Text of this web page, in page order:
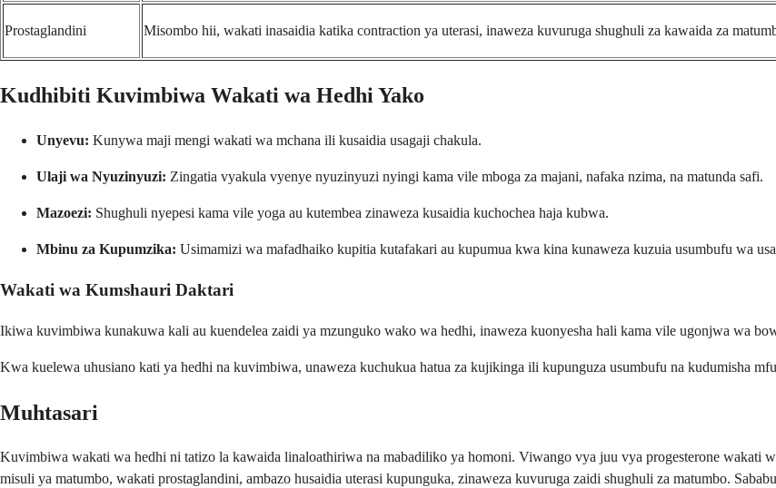
Prostaglandini Misombo hii, wakati inasaidia katika contraction ya uterasi, inaweza kuvuruga shughuli za kawaida za
Kudhibiti Kuvimbiwa Wakati wa Hedhi Yako
Unyevu: Kunywa maji mengi wakati wa mchana ili kusaidia usagaji chakula.
Ulaji wa Nyuzinyuzi: Zingatia vyakula vyenye nyuzinyuzi nyingi kama vile mboga za majani, nafaka nzima, na matunda safi.
Mazoezi: Shughuli nyepesi kama vile yoga au kutembea zinaweza kusaidia kuchochea haja kubwa.
Mbinu za Kupumzika: Usimamizi wa mafadhaiko kupitia kutafakari au kupumua kwa kina kunaweza kuzuia usumbufu wa
Wakati wa Kumshauri Daktari
Ikiwa kuvimbiwa kunakuwa kali au kuendelea zaidi ya mzunguko wako wa hedhi, inaweza kuonyesha hali kama vile ugonjwa wa
Kwa kuelewa uhusiano kati ya hedhi na kuvimbiwa, unaweza kuchukua hatua za kujikinga ili kupunguza usumbufu na kudumisha
Muhtasari
Kuvimbiwa wakati wa hedhi ni tatizo la kawaida linaloathiriwa na mabadiliko ya homoni. Viwango vya juu vya progesterone wakati
misuli ya matumbo, wakati prostaglandini, ambazo husaidia uterasi kupunguka, zinaweza kuvuruga zaidi shughuli za matumbo.